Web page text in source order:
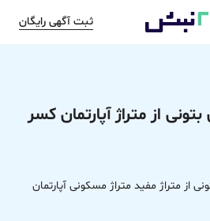
ثبت آگهی رایگان
از متراژ آپارتمان کسر
از متراژ مفید متراژ مسکونی آپارتمان